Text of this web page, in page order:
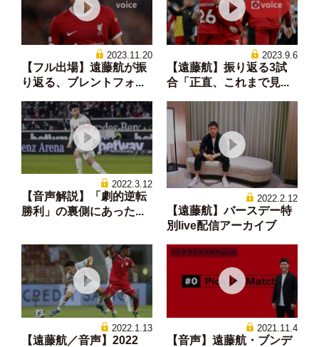
2023.11.20
【フル出場】遠藤航が振
り返る、ブレントフォ...
2023.9.6
【遠藤航】振り返る3試
合「正直、これまで見...
2022.3.12
【音声解説】「劇的逆転
勝利」の裏側にあった...
2022.2.12
【遠藤航】バースデー特
別live配信アーカイブ
2022.1.13
【遠藤航／音声】2022
2021.11.4
【音声】遠藤航・ブンデ